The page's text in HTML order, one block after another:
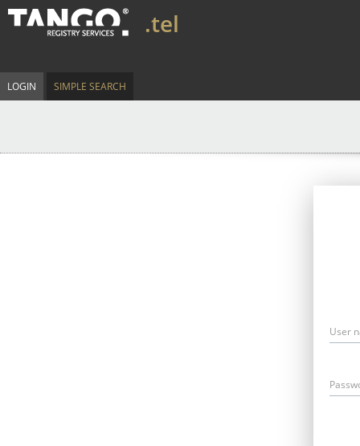
.tel
LOGIN SIMPLE SEARCH
User